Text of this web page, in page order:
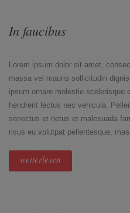
In faucibus
Lorem ipsum dolor sit amet,
massa vel mauris sollicitudin
ipsum ornare molestie scelerisque
hendrerit lectus nec vehicula.
senectus et netus et malesuada
risus eu volutpat pellentesque,
weiterlesen